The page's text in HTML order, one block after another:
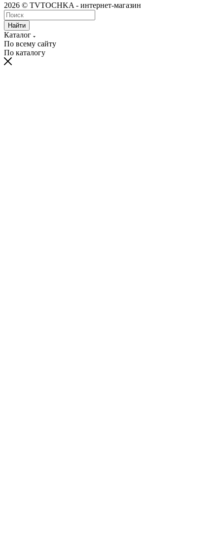
2026 © TVTOCHKA - интернет-магазин
Найти
Каталог
По всему сайту
По каталогу